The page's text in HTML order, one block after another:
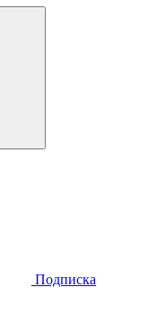
Подписка